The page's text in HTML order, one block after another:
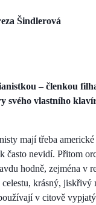
Šindlerová
– členkou
svého vlastního
mají třeba americké
často nevidí. Přitom
hodně, zejména v
krásný, jiskřivý
v citově